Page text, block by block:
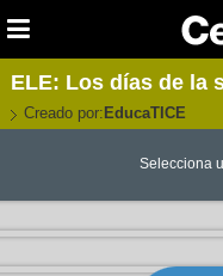
ELE: Los días de la
Creado por: EducaTICE
Selecciona